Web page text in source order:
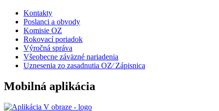
Kontakty
Poslanci a obvody
Komisie OZ
Rokovací poriadok
Výročná správa
Všeobecne záväzné nariadenia
Uznesenia zo zasadnutia OZ⁄ Zápisnica
Mobilná aplikácia